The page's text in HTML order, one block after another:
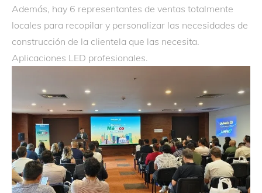
Además, hay 6 representantes de ventas totalmente
locales para recopilar y personalizar las necesidades de
construcción de la clientela que las necesita.
Aplicaciones LED profesionales.